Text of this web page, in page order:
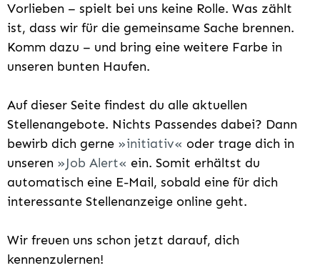
Vorlieben – spielt bei uns keine Rolle. Was zählt
ist, dass wir für die gemeinsame Sache brennen.
Komm dazu – und bring eine weitere Farbe in
unseren bunten Haufen.
Auf dieser Seite findest du alle aktuellen
Stellenangebote. Nichts Passendes dabei? Dann
bewirb dich gerne
initiativ
oder trage dich in
unseren
Job Alert
ein. Somit erhältst du
automatisch eine E-Mail, sobald eine für dich
interessante Stellenanzeige online geht.
Wir freuen uns schon jetzt darauf, dich
kennenzulernen!